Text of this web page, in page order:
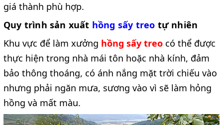
giá thành phù hợp.
Quy trình sản xuất hồng sấy treo tự nhiên
Khu vực để làm xưởng hồng sấy treo có thể được
thực hiện trong nhà mái tôn hoặc nhà kính, đảm
bảo thông thoáng, có ánh nắng mặt trời chiếu vào
nhưng phải ngăn mưa, sương vào vì sẽ làm hỏng
hồng và mất màu.